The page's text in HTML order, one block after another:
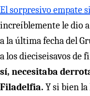
El sorpresivo empate
increíblemente le dio
a la última fecha del
a los dieciseisavos de
sí, necesitaba
Filadelfia. Y si bien la